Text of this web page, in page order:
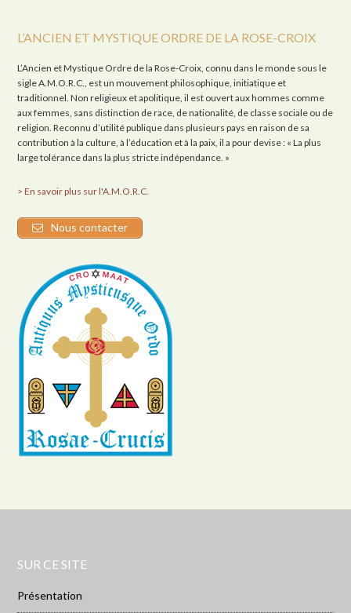
L’ANCIEN ET MYSTIQUE ORDRE DE LA ROSE-CROIX
L’Ancien et Mystique Ordre de la Rose-Croix, connu dans le monde sous le
sigle A.M.O.R.C., est un mouvement philosophique, initiatique et
traditionnel. Non religieux et apolitique, il est ouvert aux hommes comme
aux femmes, sans distinction de race, de nationalité, de classe sociale ou de
religion. Reconnu d’utilité publique dans plusieurs pays en raison de sa
contribution à la culture, à l’éducation et à la paix, il a pour devise : « La plus
large tolérance dans la plus stricte indépendance. »
> En savoir plus sur l'A.M.O.R.C.
Nous contacter
SUR CE SITE
Présentation